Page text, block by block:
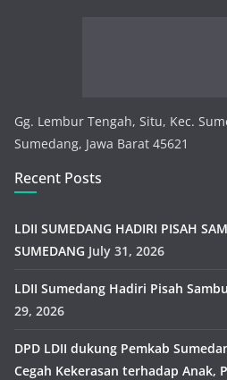
Gg. Lembur Tengah, Situ, Kec.
Sumedang, Jawa Barat 45621
Recent Posts
LDII SUMEDANG HADIRI PISAH
SUMEDANG July 31, 2026
LDII Sumedang Hadiri Pisah
29, 2026
DPD LDII dukung Pemkab
Cegah Kekerasan terhadap Anak,